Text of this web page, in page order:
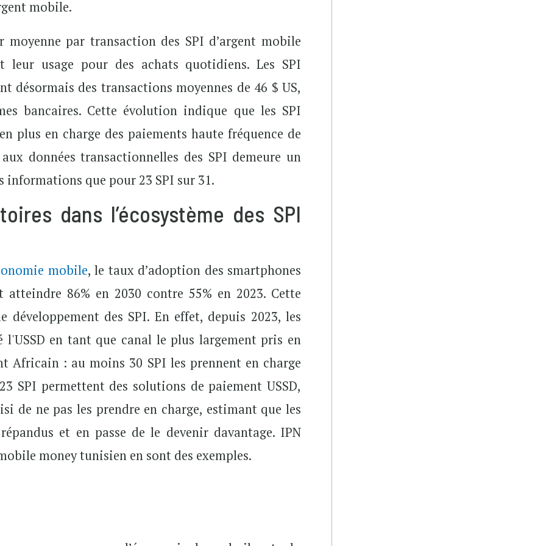
mobile.
par transaction des SPI d’argent mobile
leur usage pour des achats quotidiens. Les SPI
désormais des transactions moyennes de 46 $ US,
bancaires. Cette évolution indique que les SPI
plus en charge des paiements haute fréquence de
données transactionnelles des SPI demeure un
informations que pour 23 SPI sur 31.
dans l’écosystème des SPI
mobile, le taux d’adoption des smartphones
86% en 2030 contre 55% en 2023. Cette
développement des SPI. En effet, depuis 2023, les
en tant que canal le plus largement pris en
Africain : au moins 30 SPI les prennent en charge
SPI permettent des solutions de paiement USSD,
de ne pas les prendre en charge, estimant que les
et en passe de le devenir davantage. IPN
money tunisien en sont des exemples.